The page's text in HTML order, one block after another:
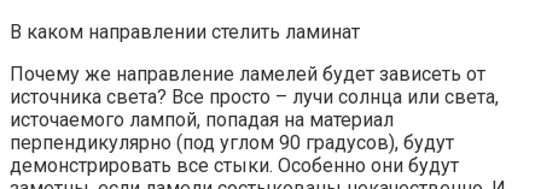
В каком направлении стелить ламинат
Почему же направление ламелей будет зависеть от
источника света? Все просто – лучи солнца или света,
источаемого лампой, попадая на материал
перпендикулярно (под углом 90 градусов), будут
демонстрировать все стыки. Особенно они будут